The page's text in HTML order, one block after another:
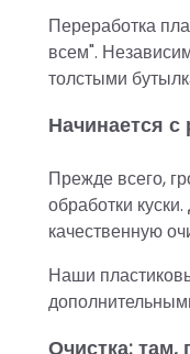
Переработка
всем".
толстыми
Начинается
Прежде всего,
обработки
качественную
Наши
Очистка: там,